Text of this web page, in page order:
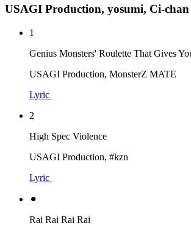
USAGI Production, yosumi, Ci-chan
1
Genius Monsters' Roulette That Gives
USAGI Production, MonsterZ MATE
Lyric
2
High Spec Violence
USAGI Production, #kzn
Lyric
⚫︎
Rai Rai Rai Rai